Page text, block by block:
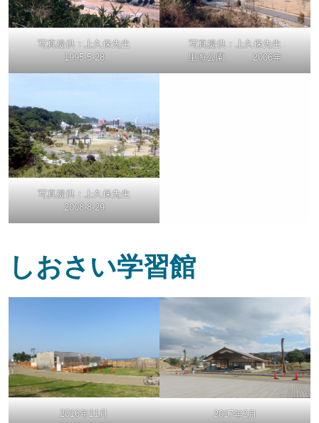
写真提供：上久保先生
1995-5-28
写真提供：上久保先生
里海公園 2006年
写真提供：上久保先生
2008-8-29
しおさい学習館
2016年11月 2017年2月